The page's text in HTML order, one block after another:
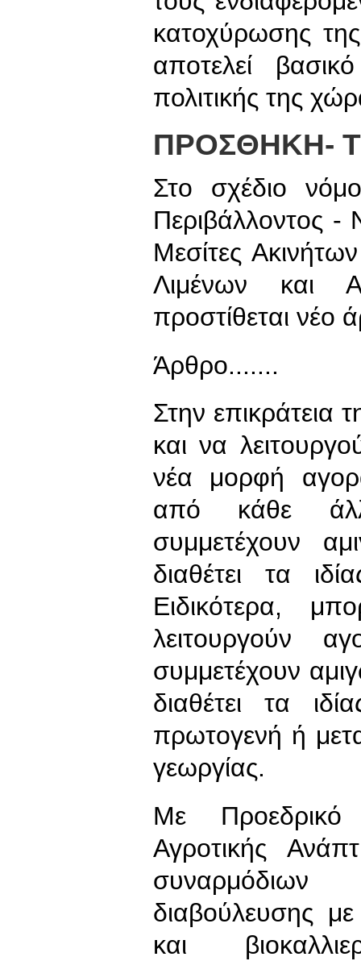
κατοχύρωσης
αποτελεί
πολιτικής της
ΠΡΟΣΘΗΚΗ-
Στο σχέδιο
Περιβάλλοντος
Μεσίτες
Λιμένων και
προστίθεται νέο
Άρθρο.......
Στην επικράτεια
και να
νέα μορφή
από κάθε
συμμετέχουν
διαθέτει τα
Ειδικότερα,
λειτουργούν
συμμετέχουν
διαθέτει τα
πρωτογενή ή
γεωργίας.
Με Προεδρικό
Αγροτικής
διαβούλευσης
και